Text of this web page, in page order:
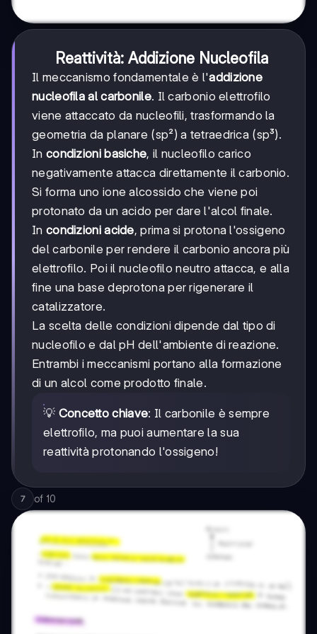
Reattività: Addizione Nucleofila
Il meccanismo fondamentale è l'addizione
nucleofila al carbonile. Il carbonio elettrofilo
viene attaccato da nucleofili, trasformando la
geometria da planare (sp²) a tetraedrica (sp³).
In condizioni basiche, il nucleofilo carico
negativamente attacca direttamente il carbonio.
Si forma uno ione alcossido che viene poi
protonato da un acido per dare l'alcol finale.
In condizioni acide, prima si protona l'ossigeno
del carbonile per rendere il carbonio ancora più
elettrofilo. Poi il nucleofilo neutro attacca, e alla
fine una base deprotona per rigenerare il
catalizzatore.
La scelta delle condizioni dipende dal tipo di
nucleofilo e dal pH dell'ambiente di reazione.
Entrambi i meccanismi portano alla formazione
di un alcol come prodotto finale.
💡 Concetto chiave: Il carbonile è sempre
elettrofilo, ma puoi aumentare la sua
reattività protonando l'ossigeno!
7 of 10